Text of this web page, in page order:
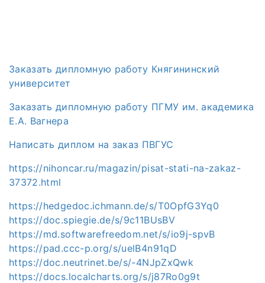
Заказать дипломную работу Княгининский
университет
Заказать дипломную работу ПГМУ им. академика
Е.А. Вагнера
Написать диплом на заказ ПВГУС
https://nihoncar.ru/magazin/pisat-stati-na-zakaz-
37372.html
https://hedgedoc.ichmann.de/s/T0OpfG3Yq0
https://doc.spiegie.de/s/9c11BUsBV
https://md.softwarefreedom.net/s/io9j-spvB
https://pad.ccc-p.org/s/uelB4n91qD
https://doc.neutrinet.be/s/-4NJpZxQwk
https://docs.localcharts.org/s/j87Ro0g9t